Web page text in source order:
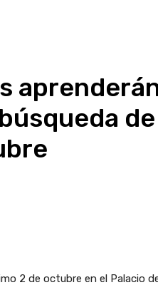
2 de octubre en el Palacio